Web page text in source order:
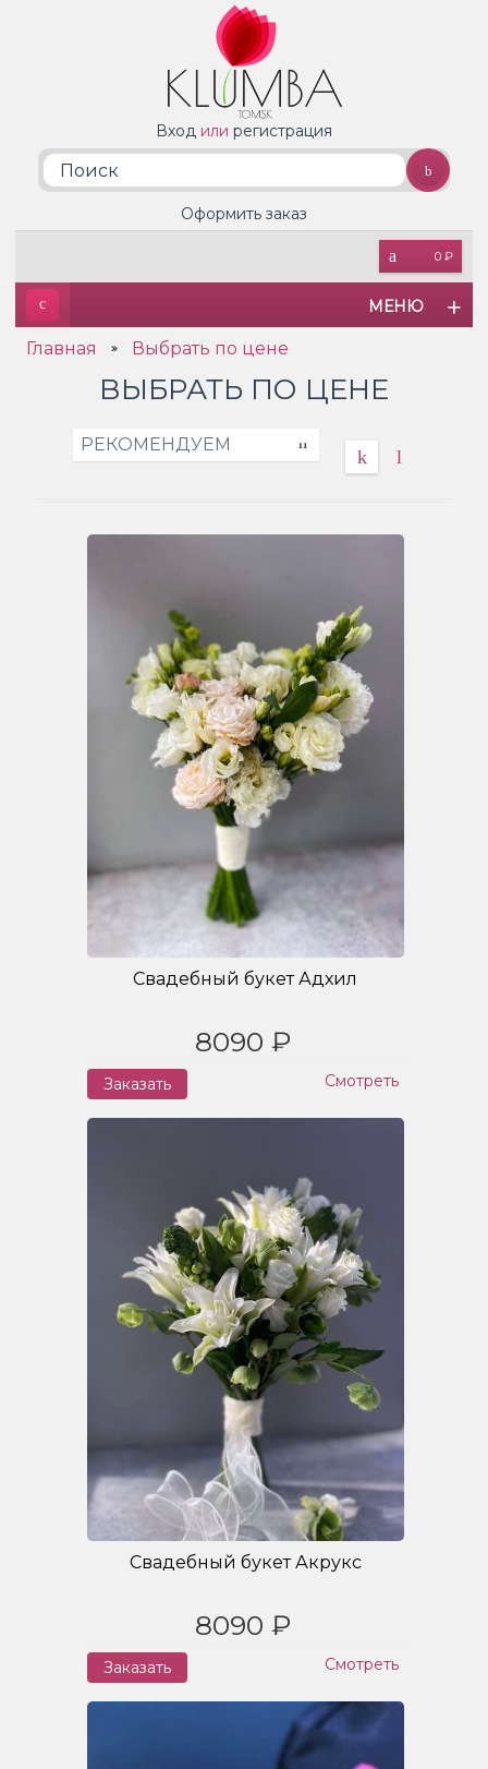
Вход или регистрация
0 ₽
Оформить заказ
МЕНЮ
Главная » Выбрать по цене
ВЫБРАТЬ ПО ЦЕНЕ
Свадебный букет Адхил
8090 ₽
Заказать Смотреть
Свадебный букет Акрукс
8090 ₽
Заказать Смотреть